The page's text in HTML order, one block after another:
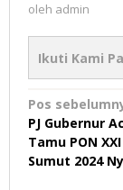
oleh admin
Ikuti Kami
pos
Pos
PJ Gubernur
Tamu PON
Sumut 2024